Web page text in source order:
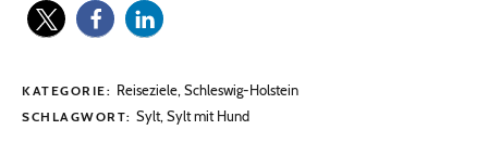
KATEGORIE: Reiseziele,Schleswig-Holstein
SCHLAGWORT: Sylt,Sylt mit Hund